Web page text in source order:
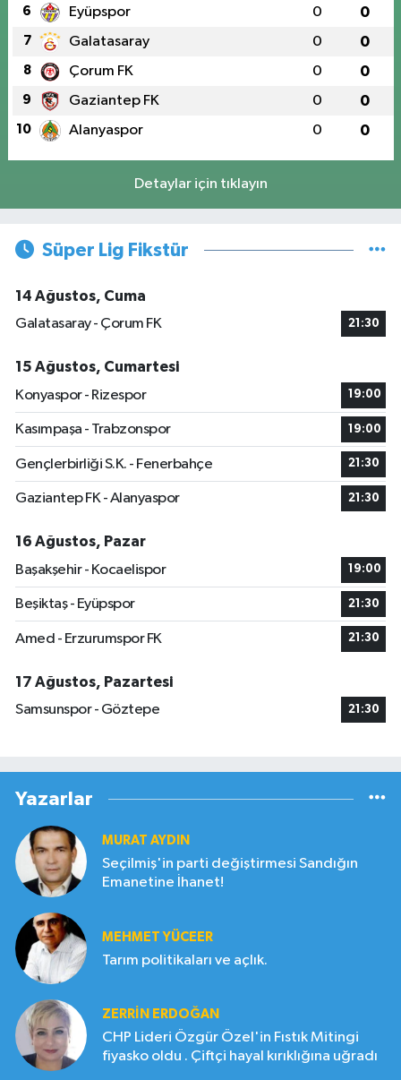
6 Eyüpspor 0 0
7 Galatasaray 0 0
8 Çorum FK 0 0
9 Gaziantep FK 0 0
10 Alanyaspor 0 0
Detaylar için tıklayın
Süper Lig Fikstür
14 Ağustos, Cuma
Galatasaray - Çorum FK
21:30
15 Ağustos, Cumartesi
Konyaspor - Rizespor
19:00
Kasımpaşa - Trabzonspor 19:00
Gençlerbirliği S.K. - Fenerbahçe 21:30
Gaziantep FK - Alanyaspor 21:30
16 Ağustos, Pazar
Başakşehir - Kocaelispor
19:00
Beşiktaş - Eyüpspor 21:30
Amed - Erzurumspor FK 21:30
17 Ağustos, Pazartesi
Samsunspor - Göztepe
21:30
Yazarlar
MURAT AYDIN
Seçilmiş'in parti değiştirmesi Sandığın
Emanetine İhanet!
MEHMET YÜCEER
Tarım politikaları ve açlık.
ZERRIN ERDOĞAN
CHP Lideri Özgür Özel'in Fıstık Mitingi
fiyasko oldu . Çiftçi hayal kırıklığına uğradı